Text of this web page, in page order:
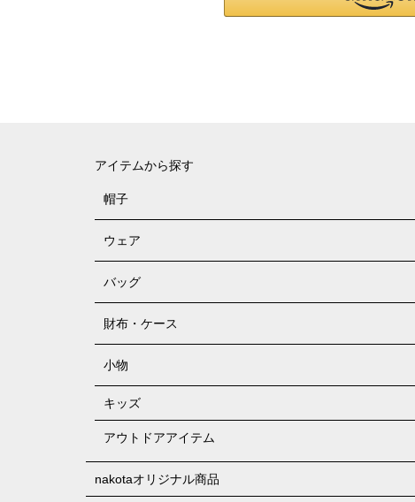
アイテムから探す
帽子
ウェア
バッグ
財布・ケース
小物
キッズ
アウトドアアイテム
nakotaオリジナル商品